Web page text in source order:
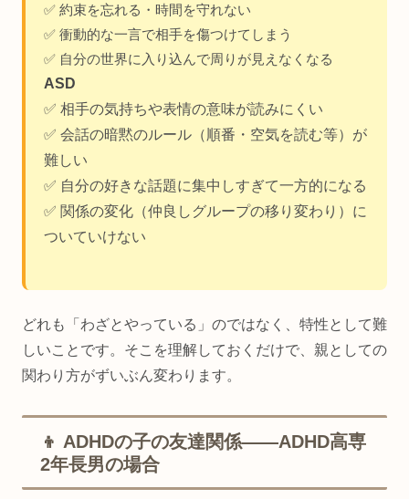
✅ 約束を忘れる・時間を守れない
✅ 衝動的な一言で相手を傷つけてしまう
✅ 自分の世界に入り込んで周りが見えなくなる
ASD
✅ 相手の気持ちや表情の意味が読みにくい
✅ 会話の暗黙のルール（順番・空気を読む等）が
難しい
✅ 自分の好きな話題に集中しすぎて一方的になる
✅ 関係の変化（仲良しグループの移り変わり）に
ついていけない
どれも「わざとやっている」のではなく、特性として難
しいことです。そこを理解しておくだけで、親としての
関わり方がずいぶん変わります。
👦 ADHDの子の友達関係——ADHD高専
2年長男の場合